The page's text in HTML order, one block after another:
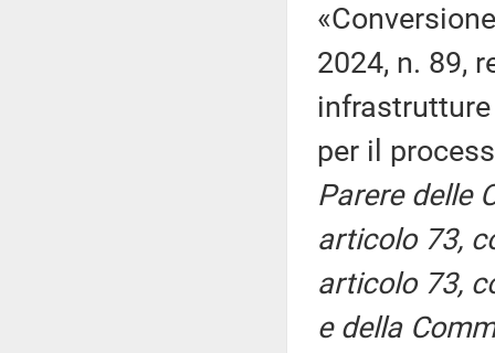
2024, n. 89,
per il
Parere delle
articolo 73,
articolo 73,
e della